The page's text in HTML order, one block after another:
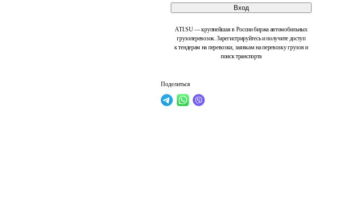
Вход
ATI.SU — крупнейшая в России биржа автомобильных
грузоперевозок. Зарегистрируйтесь и получите доступ
к тендерам на перевозки, заявкам на перевозку грузов и
поиск транспорта
Поделиться